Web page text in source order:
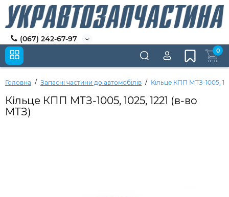
(067) 242-67-97
0
Головна Запасні частини до автомобілів Кільце КПП МТЗ-1005,
Кільце КПП МТЗ-1005, 1025, 1221 (в-во
МТЗ)